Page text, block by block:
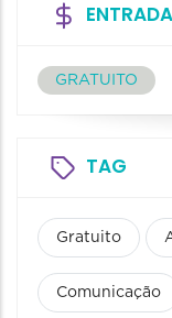
ENTRADA
GRATUITO
TAG
Gratuito
Comunicação